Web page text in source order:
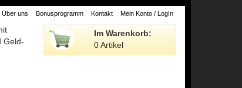
Über uns Bonusprogramm Kontakt Mein Konto / LogIn
Geld-
Im Warenkorb:
0 Artikel